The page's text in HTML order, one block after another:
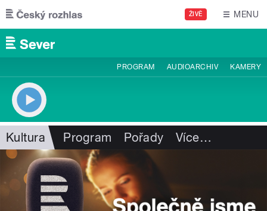
Přejít k hlavnímu obsahu
ŽIVĚ MENU
PROGRAM AUDIOARCHIV KAMERY
Kultura Program Pořady Více…